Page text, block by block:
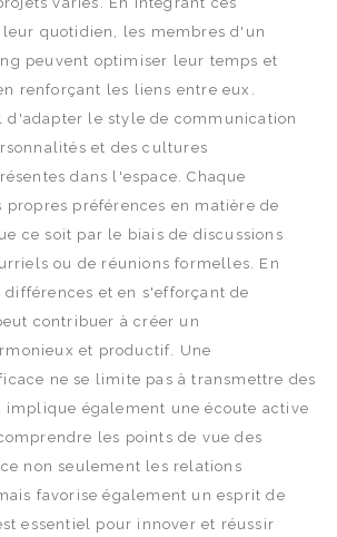
quotidien, les membres d'un
peuvent optimiser leur temps et
renforçant les liens entre eux.
d'adapter le style de communication
et des cultures
dans l'espace. Chaque
propres préférences en matière de
ce soit par le biais de discussions
ou de réunions formelles. En
et en s'efforçant de
contribuer à créer un
et productif. Une
ne se limite pas à transmettre des
implique également une écoute active
les points de vue des
non seulement les relations
favorise également un esprit de
essentiel pour innover et réussir